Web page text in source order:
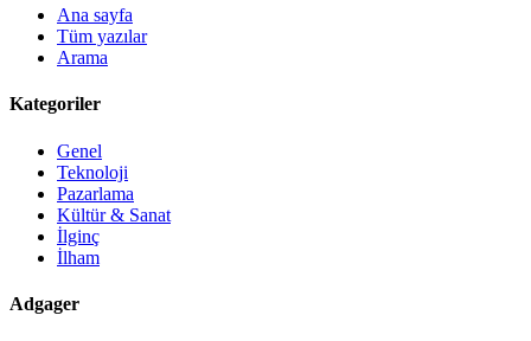
Ana sayfa
Tüm yazılar
Arama
Kategoriler
Genel
Teknoloji
Pazarlama
Kültür & Sanat
İlginç
İlham
Adgager